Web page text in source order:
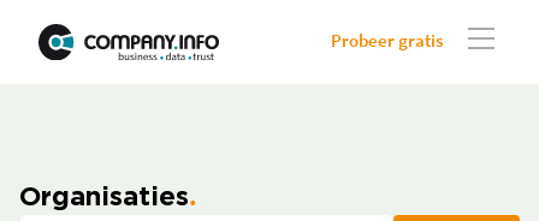
Probeer gratis
Organisaties